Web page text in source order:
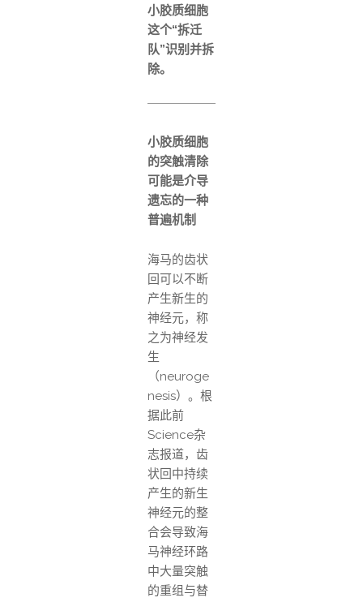
小胶质细胞
这个“拆迁
队”识别并拆
除。
小胶质细胞
的突触清除
可能是介导
遗忘的一种
普遍机制
海马的齿状
回可以不断
产生新生的
神经元，称
之为神经发
生
（neuroge
nesis）。根
据此前
Science杂
志报道，齿
状回中持续
产生的新生
神经元的整
合会导致海
马神经环路
中大量突触
的重组与替